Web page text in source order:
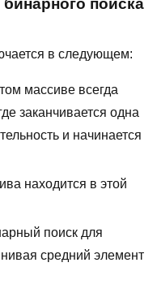
в следующем:
массиве всегда
заканчивается одна
и начинается
находится в этой
поиск для
средний элемент